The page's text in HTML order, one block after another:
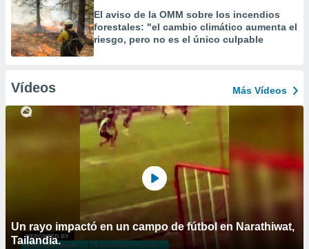
El aviso de la OMM sobre los incendios
forestales: "el cambio climático aumenta el
riesgo, pero no es el único culpable
Vídeos Más Vídeos
Un rayo impactó en un campo de fútbol en Narathiwat,
Tailandia.